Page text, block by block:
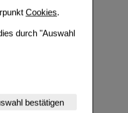
Cookies.
durch "Auswahl
Website
kann.
bestätigen